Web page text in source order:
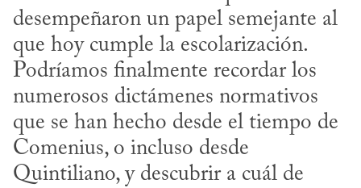
desempeñaron un papel semejante al
que hoy cumple la escolarización.
Podríamos finalmente recordar los
numerosos dictámenes normativos
que se han hecho desde el tiempo de
Comenius, o incluso desde
Quintiliano, y descubrir a cuál de